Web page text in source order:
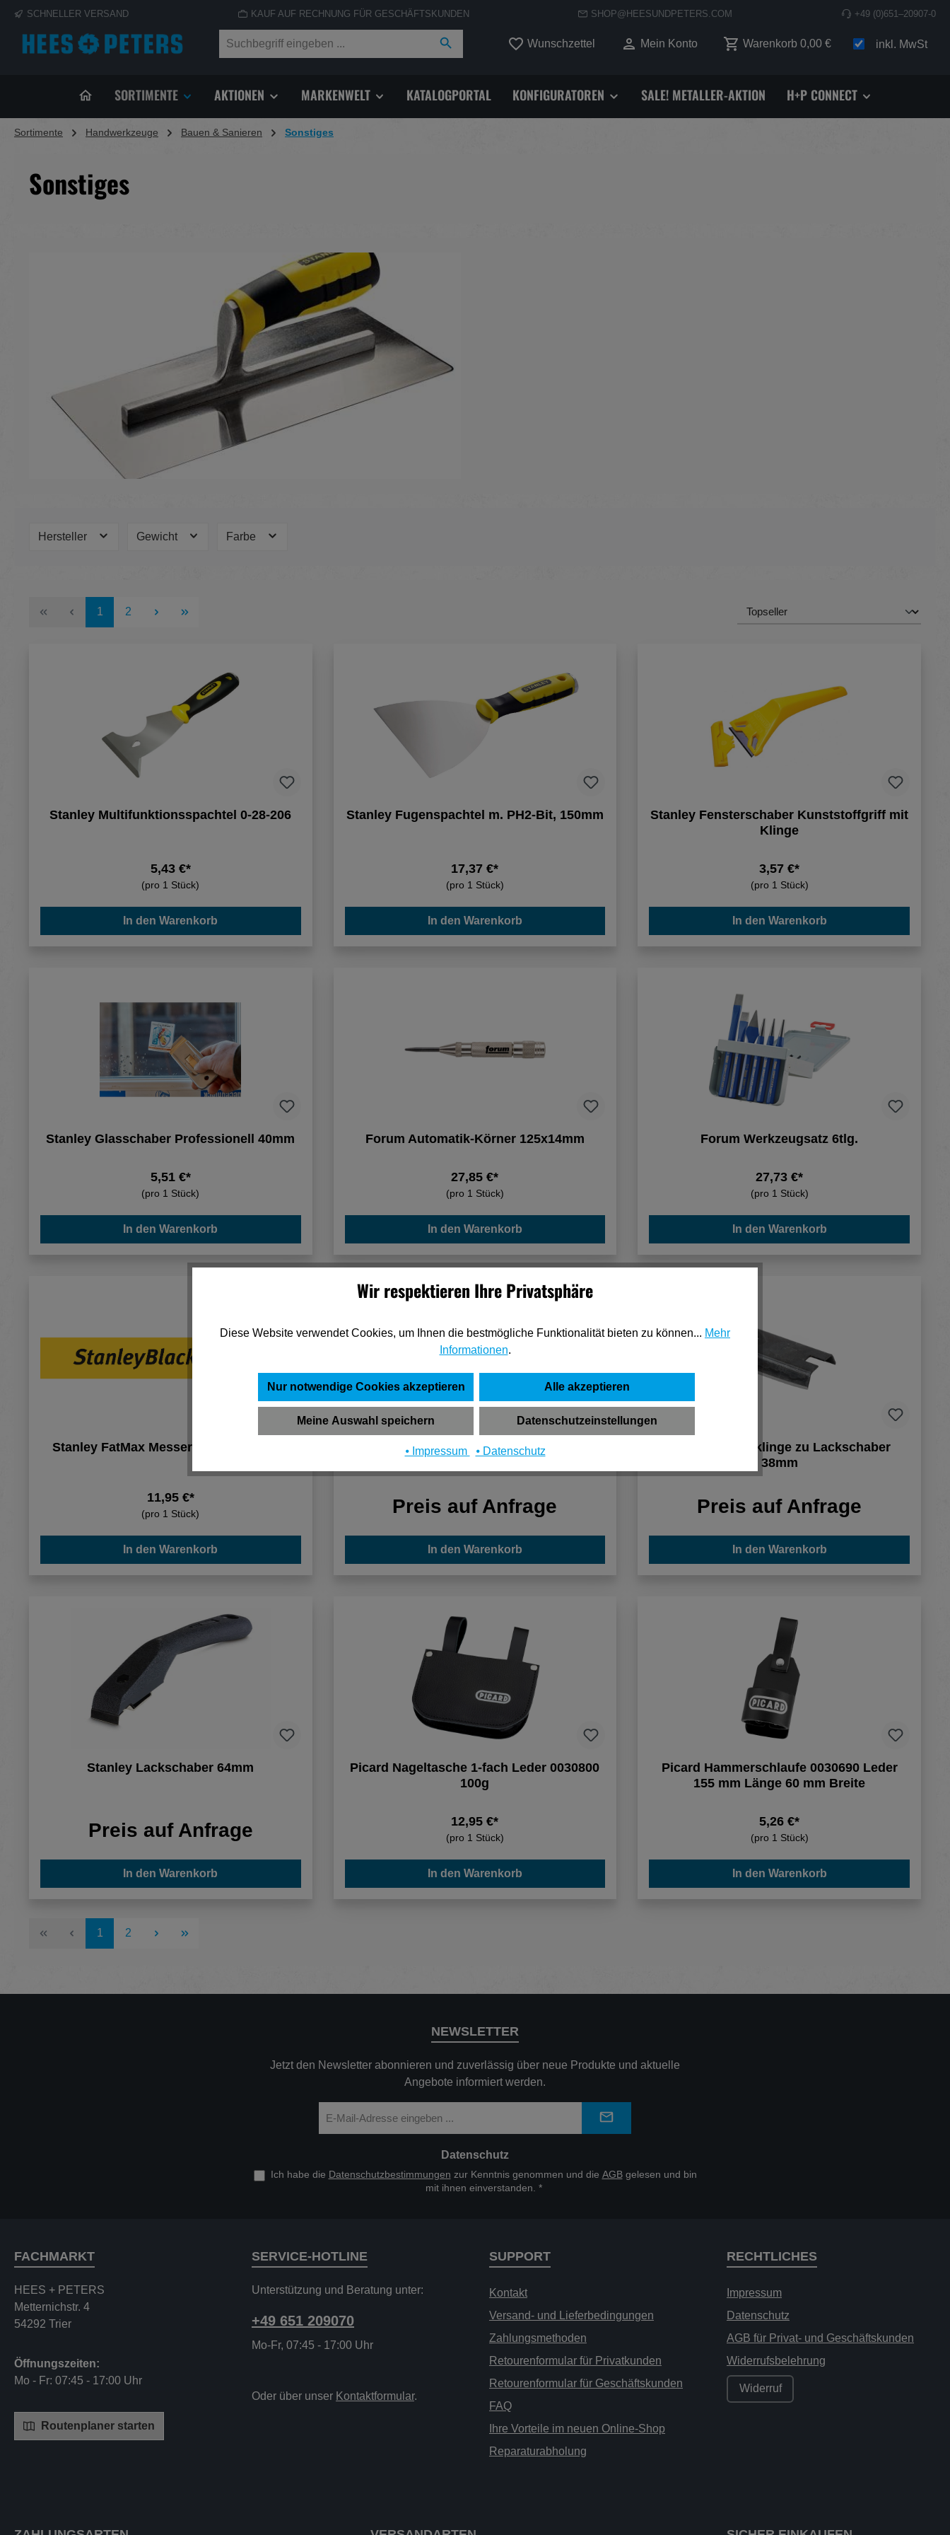
Zur Hauptnavigation springen
SCHNELLER VERSAND KAUF AUF RECHNUNG FÜR GESCHÄFTSKUNDEN SHOP@HEESUNDPETERS.COM +49 (0)651–20907-0
Wunschzettel Du hast 0 Produkte auf dem Merkzettel
Mein Konto Warenkorb 0,00 € inkl. MwSt
SORTIMENTE AKTIONEN MARKENWELT KATALOGPORTAL KONFIGURATOREN SALE! METALLER-AKTION H+P CONNECT
Sortimente Handwerkzeuge Bauen & Sanieren Sonstiges
Sonstiges
Hersteller Gewicht Farbe
Seite
1 Seite
2
Stanley Multifunktionsspachtel 0-28-206
5,43 €*
(pro 1 Stück)
In den Warenkorb
Stanley Fugenspachtel m. PH2-Bit, 150mm
17,37 €*
(pro 1 Stück)
In den Warenkorb
Stanley Fensterschaber Kunststoffgriff mit
Klinge
3,57 €*
(pro 1 Stück)
In den Warenkorb
Stanley Glasschaber Professionell 40mm
5,51 €*
(pro 1 Stück)
In den Warenkorb
Forum Automatik-Körner 125x14mm
27,85 €*
(pro 1 Stück)
In den Warenkorb
Forum Werkzeugsatz 6tlg.
27,73 €*
(pro 1 Stück)
In den Warenkorb
Stanley FatMax Messerholster 0-10-028
11,95 €*
(pro 1 Stück)
In den Warenkorb
Stanley Lackschaber 25mm
Preis auf Anfrage
In den Warenkorb
Stanley Ersatzklinge zu Lackschaber
38mm
Preis auf Anfrage
In den Warenkorb
Stanley Lackschaber 64mm
Preis auf Anfrage
In den Warenkorb
Picard Nageltasche 1-fach Leder 0030800
100g
12,95 €*
(pro 1 Stück)
In den Warenkorb
Picard Hammerschlaufe 0030690 Leder
155 mm Länge 60 mm Breite
5,26 €*
(pro 1 Stück)
In den Warenkorb
Seite
1 Seite
2
NEWSLETTER
Jetzt den Newsletter abonnieren und zuverlässig über neue Produkte und aktuelle
Angebote informiert werden.
Mail-
Adresse
Datenschutz
Ich habe die Datenschutzbestimmungen zur Kenntnis genommen und die AGBgelesen und bin
mit ihnen einverstanden. *
SERVICE-HOTLINE
Unterstützung und Beratung unter:
+49 651 209070
Mo-Fr, 07:45 - 17:00 Uhr
Oder über unser Kontaktformular.
SUPPORT
Kontakt
Versand- und Lieferbedingungen
Zahlungsmethoden
Retourenformular für Privatkunden
Retourenformular für Geschäftskunden
FAQ
Ihre Vorteile im neuen Online-Shop
Reparaturabholung
RECHTLICHES
Impressum
Datenschutz
AGB für Privat- und Geschäftskunden
Widerrufsbelehrung
Widerruf
FACHMARKT
HEES + PETERS
Metternichstr. 4
54292 Trier
Öffnungszeiten:
Mo - Fr: 07:45 - 17:00 Uhr
Routenplaner starten
Wir respektieren Ihre Privatsphäre
Diese Website verwendet Cookies, um Ihnen die bestmögliche Funktionalität bieten zu können... Mehr
Informationen.
Nur notwendige Cookies akzeptieren Alle akzeptieren
Meine Auswahl speichern Datenschutzeinstellungen
⦁ Impressum ⦁ Datenschutz